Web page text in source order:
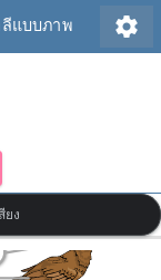
แบบภาพ settings
ฟัง
ยง